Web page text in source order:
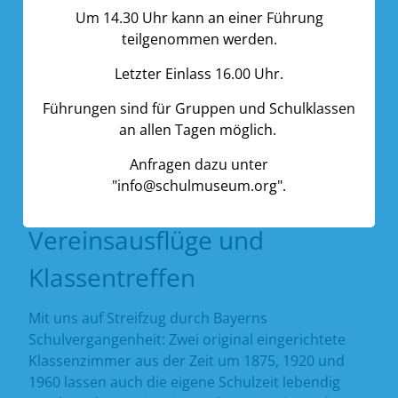
2 bis 3 Stunden
2,- Euro pro Schüler für Eintritt und Programm,
begleitende Lehrkräfte frei
Vereinsausflüge und
Klassentreffen
Mit uns auf Streifzug durch Bayerns
Schulvergangenheit: Zwei original eingerichtete
Klassenzimmer aus der Zeit um 1875, 1920 und
1960 lassen auch die eigene Schulzeit lebendig
Um 14.30 Uhr kann an einer Führung
teilgenommen werden.
Letzter Einlass 16.00 Uhr.
Führungen sind für Gruppen und Schulklassen
an allen Tagen möglich.
Anfragen dazu unter
"info@schulmuseum.org".